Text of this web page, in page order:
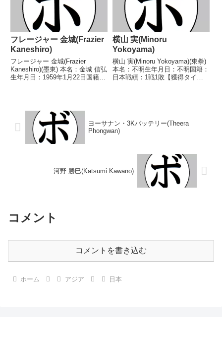
フレージャー 金城(Frazier
Kaneshiro)
フレージャー 金城(Frazier
Kaneshiro)(墨東) 本名：金城 信弘
生年月日：1959年1月22日国籍：
啓之(ヨネ...
横山 実(Minoru
Yokoyama)
横山 実(Minoru Yokoyama)(東拳)
本名：不明生年月日：不明国籍：
日本戦績：1戦1敗【獲得タイト
ヨーサナン・3Kバッテリー(Theera
Phongwan)
河野 勝巳(Katsumi Kawano)
コメント
コメントを書き込む
ホーム アジア 日本